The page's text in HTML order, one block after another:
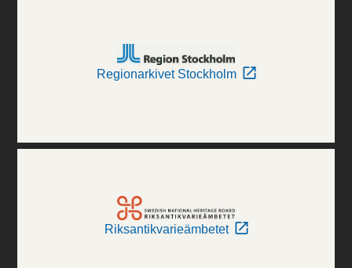
Regionarkivet Stockholm
Riksantikvarieämbetet